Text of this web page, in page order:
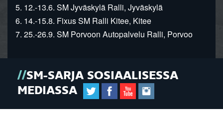
5. 12.-13.6. SM Jyväskylä Ralli, Jyväskylä
6. 14.-15.8. Fixus SM Ralli Kitee, Kitee
7. 25.-26.9. SM Porvoon Autopalvelu Ralli, Porvoo
SM-SARJA SOSIAALISESSA
MEDIASSA